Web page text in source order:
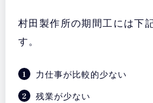
村田製作所の期間工には下
す。
力仕事が比較的少ない
残業が少ない